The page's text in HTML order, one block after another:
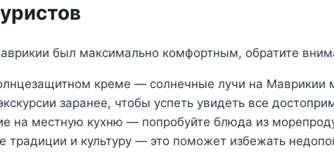
был максимально комфортным, обратите
креме — солнечные лучи на Маврикии
заранее, чтобы успеть увидеть все
на местную кухню — попробуйте блюда из
традиции и культуру — это поможет избежать